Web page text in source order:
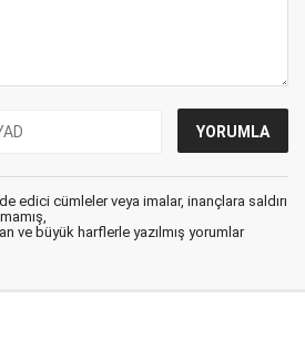
edici cümleler veya imalar, inançlara saldırı
ve büyük harflerle yazılmış yorumlar